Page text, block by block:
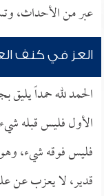
عبر من الأحداث،
العز في كنف
الحمد لله حمداً
الأول فليس قبله
فليس فوقه شيء،
قدير، لا يعزب عن